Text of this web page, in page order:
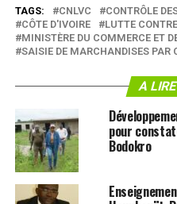
TAGS: CNLVC
CONTRÔLE
CÔTE D'IVOIRE
LUTTE
MINISTÈRE DU COMMERCE ET
SAISIE DE MARCHANDISES PAR
A
pour
Bodokro